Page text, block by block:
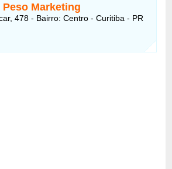
Marketing
478 - Bairro: Centro - Curitiba - PR